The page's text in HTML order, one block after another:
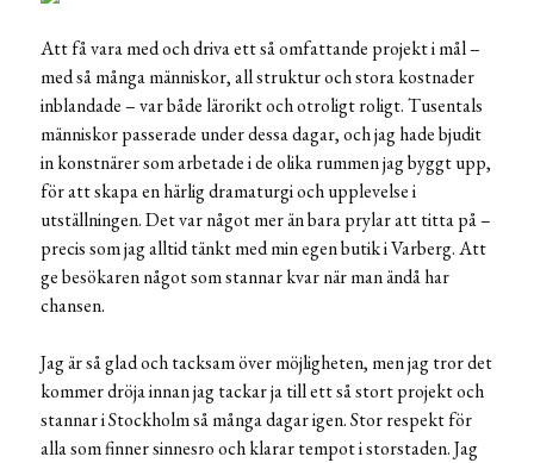
Att få vara med och driva ett så omfattande projekt i mål –
med så många människor, all struktur och stora kostnader
inblandade – var både lärorikt och otroligt roligt. Tusentals
människor passerade under dessa dagar, och jag hade bjudit
in konstnärer som arbetade i de olika rummen jag byggt upp,
för att skapa en härlig dramaturgi och upplevelse i
utställningen. Det var något mer än bara prylar att titta på –
precis som jag alltid tänkt med min egen butik i Varberg. Att
ge besökaren något som stannar kvar när man ändå har
chansen.
Jag är så glad och tacksam över möjligheten, men jag tror det
kommer dröja innan jag tackar ja till ett så stort projekt och
stannar i Stockholm så många dagar igen. Stor respekt för
alla som finner sinnesro och klarar tempot i storstaden. Jag